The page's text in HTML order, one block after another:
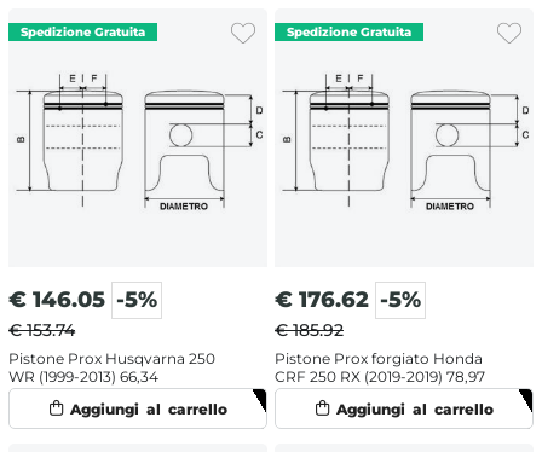
€ 146.05 -5%
€ 153.74
Pistone Prox Husqvarna 250
WR (1999-2013) 66,34
€ 176.62 -5%
€ 185.92
Pistone Prox forgiato Honda
CRF 250 RX (2019-2019) 78,97